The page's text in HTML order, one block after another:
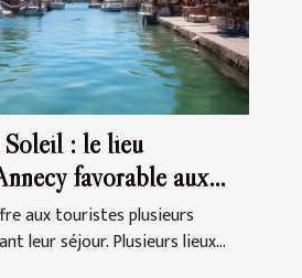
: le lieu
favorable aux
aux touristes plusieurs
leur séjour. Plusieurs lieux...